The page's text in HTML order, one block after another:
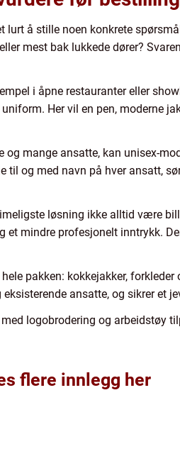
lurt å stille noen konkrete
mest bak lukkede dører?
i åpne restauranter eller
Her vil en pen, moderne
og mange ansatte, kan unisex-
til og med navn på hver ansatt,
løsning ikke alltid være
mindre profesjonelt inntrykk.
pakken: kokkejakker,
ansatte, og sikrer et
logobrodering og arbeidstøy
flere innlegg her